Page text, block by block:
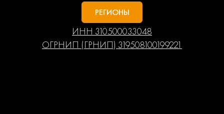
РЕГИОНЫ
ИНН 310500033048
ОГРНИП (ГРНИП) 319508100199221